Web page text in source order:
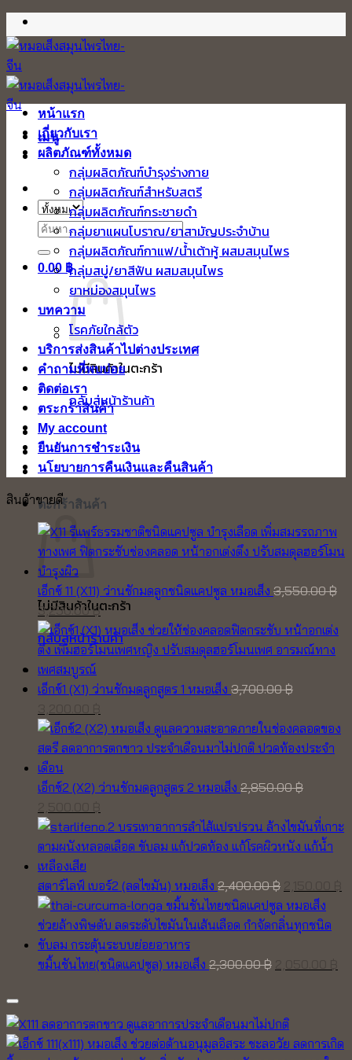
ข้าม
ไป
ยัง
เนื้อหา
เมนู
ค้นหา:
0.00 ฿
ไม่มีสินค้าในตะกร้า
กลับสู่หน้าร้านค้า
ตะกร้าสินค้า
ไม่มีสินค้าในตะกร้า
กลับสู่หน้าร้านค้า
หน้าแรก
เกี่ยวกับเรา
ผลิตภัณฑ์ทั้งหมด
กลุ่มผลิตภัณฑ์บำรุงร่างกาย
กลุ่มผลิตภัณฑ์สำหรับสตรี
กลุ่มผลิตภัณฑ์กระชายดำ
กลุ่มยาแผนโบราณ/ยาสามัญประจำบ้าน
กลุ่มผลิตภัณฑ์กาแฟ/น้ำเต้าหู้ ผสมสมุนไพร
กลุ่มสบู่/ยาสีฟัน ผสมสมุนไพร
ยาหม่องสมุนไพร
บทความ
โรคภัยใกล้ตัว
บริการส่งสินค้าไปต่างประเทศ
คำถามที่พบบ่อย
ติดต่อเรา
ตระกร้าสินค้า
My account
ยืนยันการชำระเงิน
นโยบายการคืนเงินและคืนสินค้า
สินค้าขายดี
เอ็กซ์ 11 (X11) ว่านชักมดลูกชนิดแคปซูล หมอเส็ง 3,550.00฿
Original
price
was:
3,550.00 ฿.
3,250.00฿Current
price
is:
เอ็กซ์1 (X1) ว่านชักมดลูกสูตร 1 หมอเส็ง 3,700.00฿
price
was:
3,700.00 ฿.
price
is:
เอ็กซ์2 (X2) ว่านชักมดลูกสูตร 2 หมอเส็ง 2,850.00฿
price
was:
2,850.00 ฿.
price
is:
สตาร์ไลฟ์ เบอร์2 (ลดไขมัน) หมอเส็ง 2,400.00฿
price
was:
ขมิ้นชันไทย(ชนิดแคปซูล) หมอเส็ง 2,300.00฿
2,300.00 ฿.